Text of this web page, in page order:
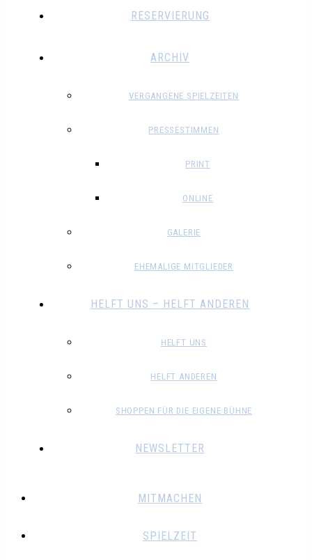
RESERVIERUNG
ARCHIV
VERGANGENE SPIELZEITEN
PRESSESTIMMEN
PRINT
ONLINE
GALERIE
EHEMALIGE MITGLIEDER
HELFT UNS – HELFT ANDEREN
HELFT UNS
HELFT ANDEREN
SHOPPEN FÜR DIE EIGENE BÜHNE
NEWSLETTER
MITMACHEN
SPIELZEIT